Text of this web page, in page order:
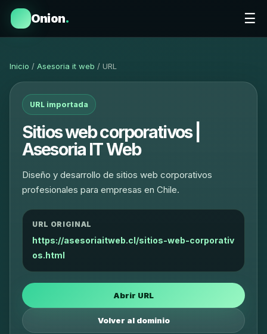
Onion. ☰
Inicio / Asesoria it web / URL
URL importada
Sitios web corporativos |
Asesoria IT Web
Diseño y desarrollo de sitios web corporativos
profesionales para empresas en Chile.
URL ORIGINAL
https://asesoriaitweb.cl/sitios-web-corporativ
os.html
Abrir URL
Volver al dominio